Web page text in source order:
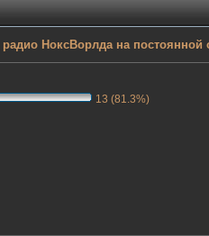
радио НоксВорлда на постоянной
13 (81.3%)